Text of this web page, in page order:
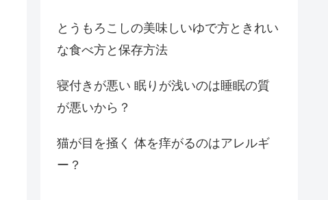
とうもろこしの美味しいゆで方ときれい
な食べ方と保存方法
寝付きが悪い 眠りが浅いのは睡眠の質
が悪いから？
猫が目を掻く 体を痒がるのはアレルギ
ー？